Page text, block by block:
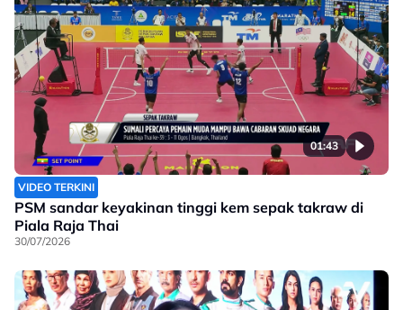
01:43
VIDEO TERKINI
PSM sandar keyakinan tinggi kem sepak takraw di
Piala Raja Thai
30/07/2026